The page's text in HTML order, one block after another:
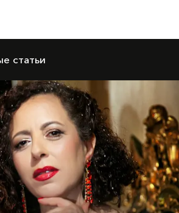
статьи